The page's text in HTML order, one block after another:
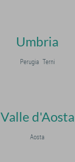
Umbria
Perugia Terni
Valle d'Aosta
Aosta